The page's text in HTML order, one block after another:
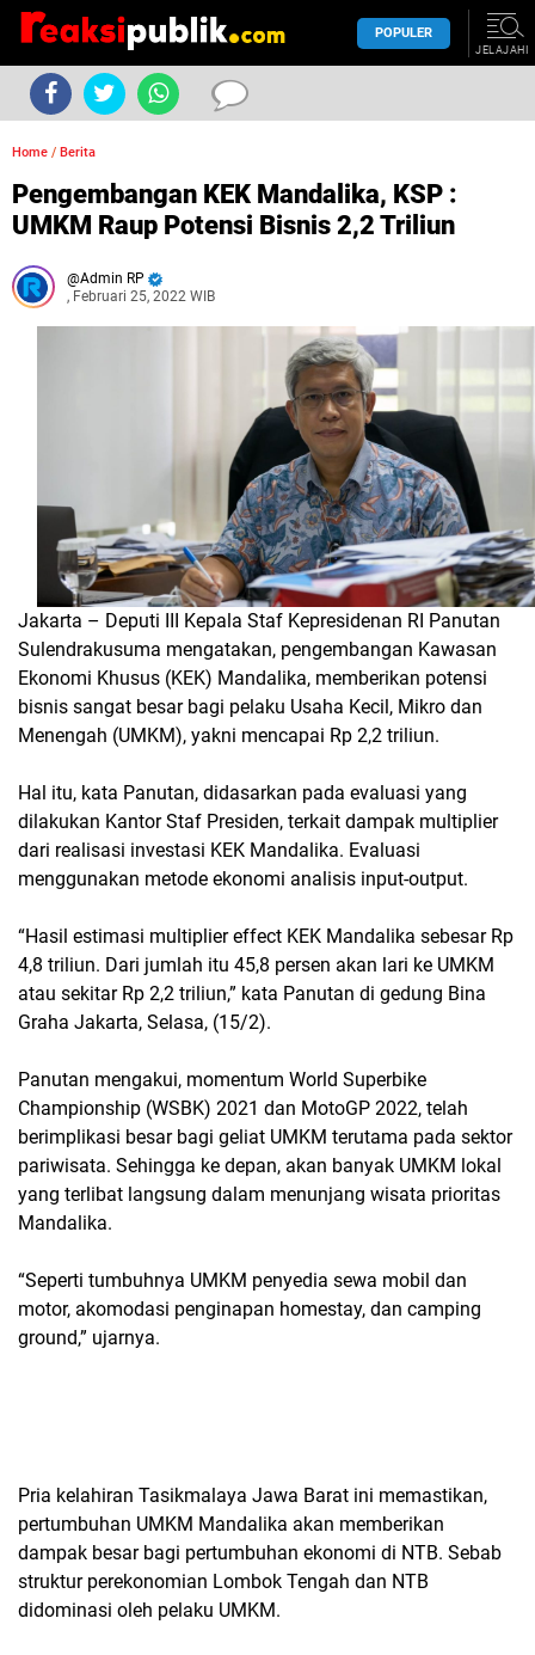
POPULER
JELAJAHI
Home / Berita
Pengembangan KEK Mandalika, KSP :
UMKM Raup Potensi Bisnis 2,2 Triliun
Admin RP
, Februari 25, 2022 WIB
Jakarta – Deputi III Kepala Staf Kepresidenan RI Panutan
Sulendrakusuma mengatakan, pengembangan Kawasan
Ekonomi Khusus (KEK) Mandalika, memberikan potensi
bisnis sangat besar bagi pelaku Usaha Kecil, Mikro dan
Menengah (UMKM), yakni mencapai Rp 2,2 triliun.
Hal itu, kata Panutan, didasarkan pada evaluasi yang
dilakukan Kantor Staf Presiden, terkait dampak multiplier
dari realisasi investasi KEK Mandalika. Evaluasi
menggunakan metode ekonomi analisis input-output.
“Hasil estimasi multiplier effect KEK Mandalika sebesar Rp
4,8 triliun. Dari jumlah itu 45,8 persen akan lari ke UMKM
atau sekitar Rp 2,2 triliun,” kata Panutan di gedung Bina
Graha Jakarta, Selasa, (15/2).
Panutan mengakui, momentum World Superbike
Championship (WSBK) 2021 dan MotoGP 2022, telah
berimplikasi besar bagi geliat UMKM terutama pada sektor
pariwisata. Sehingga ke depan, akan banyak UMKM lokal
yang terlibat langsung dalam menunjang wisata prioritas
Mandalika.
“Seperti tumbuhnya UMKM penyedia sewa mobil dan
motor, akomodasi penginapan homestay, dan camping
ground,” ujarnya.
Pria kelahiran Tasikmalaya Jawa Barat ini memastikan,
pertumbuhan UMKM Mandalika akan memberikan
dampak besar bagi pertumbuhan ekonomi di NTB. Sebab
struktur perekonomian Lombok Tengah dan NTB
didominasi oleh pelaku UMKM.